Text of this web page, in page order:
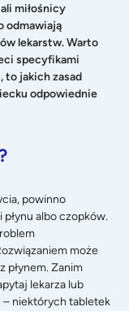
miłośnicy
odmawiają
lekarstw. Warto
specyfikami
to jakich zasad
odpowiednie
powinno
albo czopków.
może
płynem. Zanim
lekarza lub
– niektórych tabletek